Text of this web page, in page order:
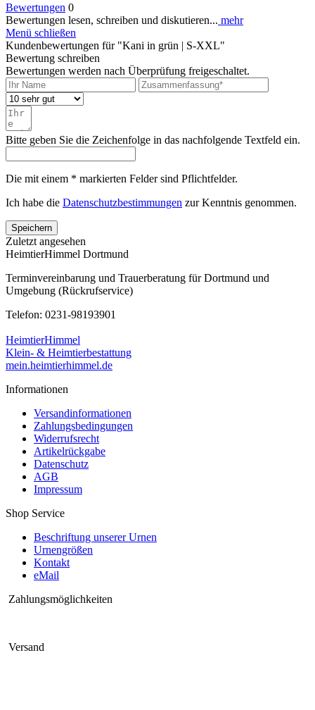
Bewertungen 0
Bewertungen lesen, schreiben und diskutieren... mehr
Menü schließen
Kundenbewertungen für "Kani in grün | S-XXL"
Bewertung schreiben
Bewertungen werden nach Überprüfung freigeschaltet.
Bitte geben Sie die Zeichenfolge in das nachfolgende Textfeld ein.
Die mit einem * markierten Felder sind Pflichtfelder.
Ich habe die Datenschutzbestimmungen zur Kenntnis genommen.
Speichern
Zuletzt angesehen
HeimtierHimmel Dortmund
Terminvereinbarung und Trauerberatung für Dortmund und
Umgebung (Rückrufservice)
Telefon: 0231-98193901
HeimtierHimmel
Klein- & Heimtierbestattung
mein.heimtierhimmel.de
Informationen
Versandinformationen
Zahlungsbedingungen
Widerrufsrecht
Artikelrückgabe
Datenschutz
AGB
Impressum
Shop Service
Beschriftung unserer Urnen
Urnengrößen
Kontakt
eMail
Zahlungsmöglichkeiten
Versand